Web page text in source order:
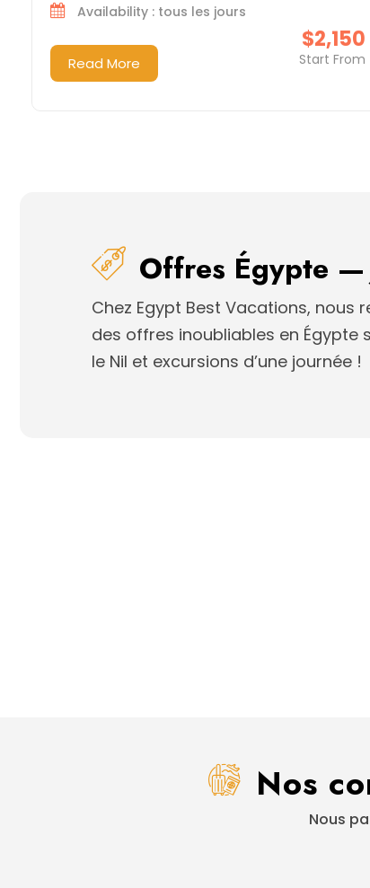
$2,150
Start From
Availability : tous les jours
Read More
Offres Égypte —
Chez Egypt Best Vacations,
des offres inoubliables en Égypte
le Nil et excursions d’une journée !
Nos
Nous